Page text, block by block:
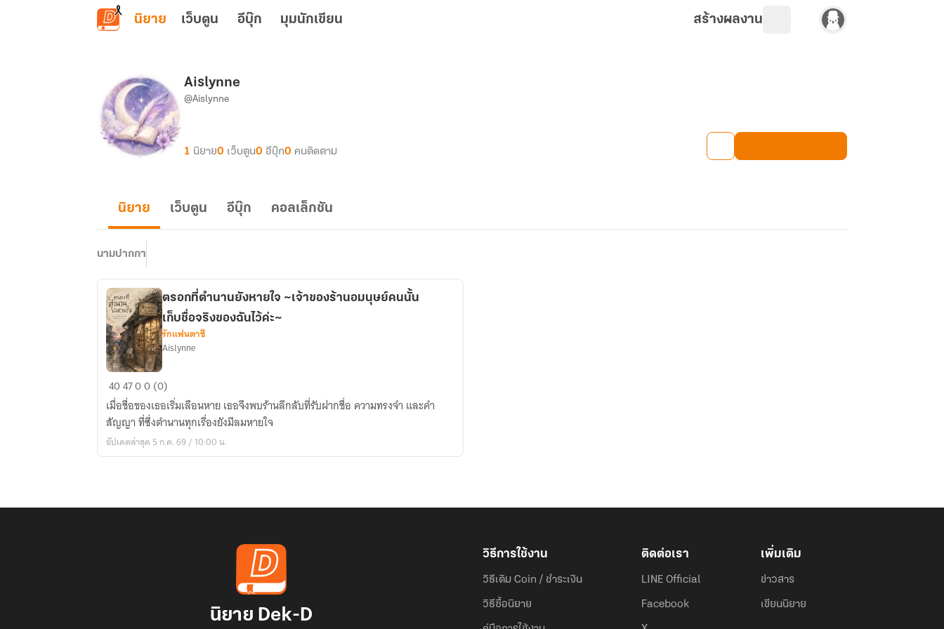
ข้ามไปยังเนื้อหาหลัก
นิยาย เว็บตูน อีบุ๊ก มุมนักเขียน สร้างผลงาน
Aislynne
@Aislynne
1 นิยาย0 เว็บตูน0 อีบุ๊ก0 คนติดตาม
นิยาย เว็บตูน อีบุ๊ก คอลเล็กชัน
นามปากกา
ตรอก
ที่
ตำนาน
ยัง
หายใจ
ตรอกที่ตำนานยังหายใจ ~เจ้าของร้านอมนุษย์คนนั้น
เก็บชื่อจริงของฉันไว้ค่ะ~
รักแฟนตาซี
Aislynne
404700 (0)
เมื่อชื่อของเธอเริ่มเลือนหาย เธอจึงพบร้านลึกลับที่รับฝากชื่อ ความทรงจำ และคำ
สัญญา ที่ซึ่งตำนานทุกเรื่องยังมีลมหายใจ
อัปเดตล่าสุด 5 ก.ค. 69 / 10:00 น.
นิยาย Dek-D
วิธีการใช้งาน
วิธีเติม Coin / ชำระเงิน
วิธีซื้อนิยาย
ติดต่อเรา
LINE Official
Facebook
เพิ่มเติม
ข่าวสาร
เขียนนิยาย